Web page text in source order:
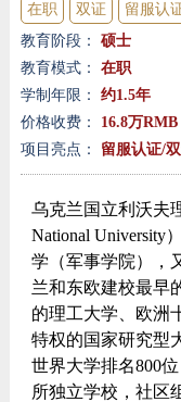
在职 双证 留服认
教育阶段：
硕士
|
教育模式：
在职
|
学制年限：
约1.5年
|
价格收费：
16.8万RMB
项目亮点：
留服认证/
乌克兰国立利沃夫
National University
学（军事学院），
兰和东欧建校最早
的理工大学、欧洲
特权的国家研究型
世界大学排名800
所独立学校，社区